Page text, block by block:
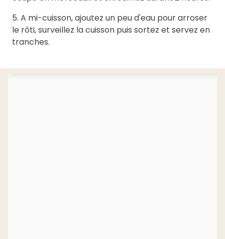
5. A mi-cuisson, ajoutez un peu d'eau pour arroser
le rôti, surveillez la cuisson puis sortez et servez en
tranches.